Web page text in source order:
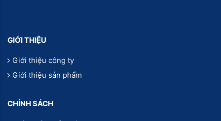
GIỚI THIỆU
Giới thiệu công ty
Giới thiệu sản phẩm
CHÍNH SÁCH